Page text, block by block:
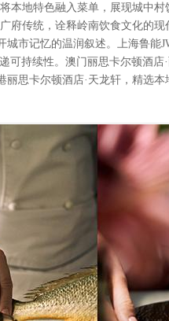
本地特色融入菜单，展现城中
府传统，诠释岭南饮食文化的现
城市记忆的温润叙述。上海鲁能
可持续性。澳门丽思卡尔顿酒
丽思卡尔顿酒店·天龙轩，精选